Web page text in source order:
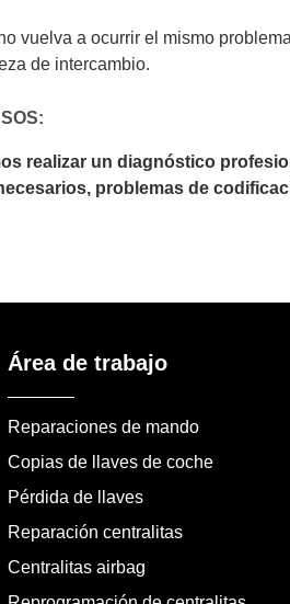
vuelva a ocurrir el mismo
de intercambio.
realizar un diagnóstico
problemas de
Área de trabajo
Reparaciones de mando
Copias de llaves de coche
Pérdida de llaves
Reparación centralitas
Centralitas airbag